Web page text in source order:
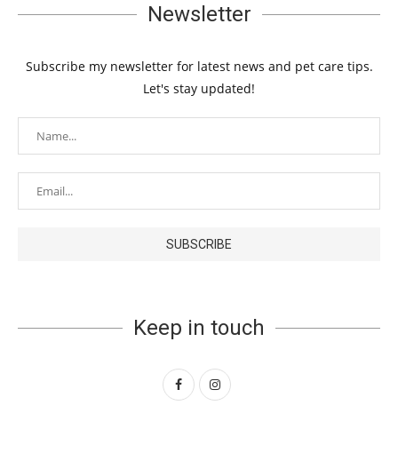
Newsletter
Subscribe my newsletter for latest news and pet care tips.
Let's stay updated!
Keep in touch